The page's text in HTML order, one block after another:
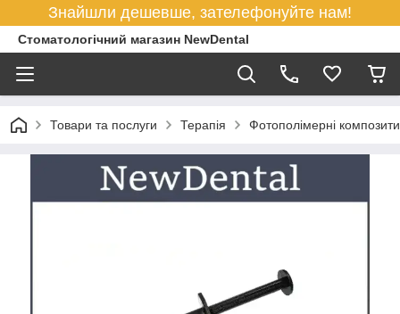
Знайшли дешевше, зателефонуйте нам!
Стоматологічний магазин NewDental
Товари та послуги Терапія Фотополімерні композити